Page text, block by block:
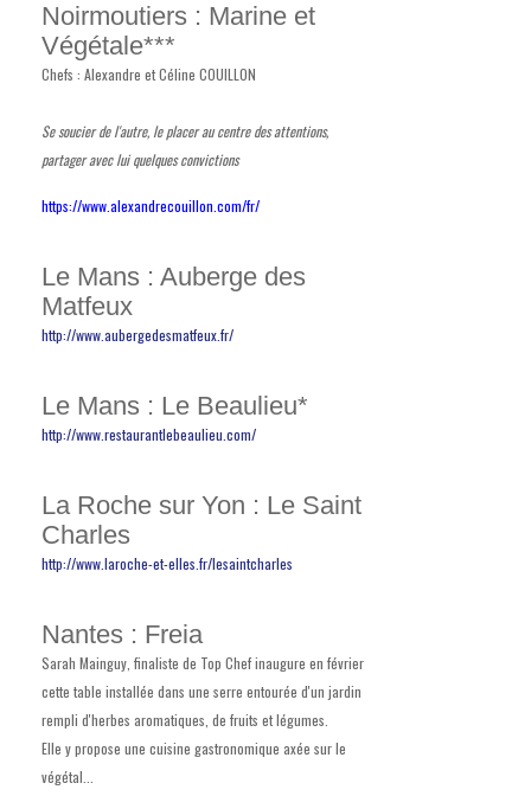
Noirmoutiers : Marine et
Végétale***
Chefs : Alexandre et Céline COUILLON
Se soucier de l'autre, le placer au centre des attentions,
partager avec lui quelques convictions
https://www.alexandrecouillon.com/fr/
Le Mans : Auberge des
Matfeux
http://www.aubergedesmatfeux.fr/
Le Mans : Le Beaulieu*
http://www.restaurantlebeaulieu.com/
La Roche sur Yon : Le Saint
Charles
http://www.laroche-et-elles.fr/lesaintcharles
Nantes : Freia
Sarah Mainguy, finaliste de Top Chef inaugure en février
cette table installée dans une serre entourée d'un jardin
rempli d'herbes aromatiques, de fruits et légumes.
Elle y propose une cuisine gastronomique axée sur le
végétal...